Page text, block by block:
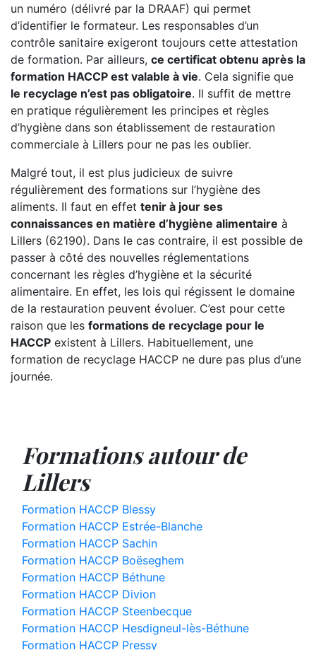
un numéro (délivré par la DRAAF) qui permet
d’identifier le formateur. Les responsables d’un
contrôle sanitaire exigeront toujours cette attestation
de formation. Par ailleurs, ce certificat obtenu après la
formation HACCP est valable à vie. Cela signifie que
le recyclage n’est pas obligatoire. Il suffit de mettre
en pratique régulièrement les principes et règles
d’hygiène dans son établissement de restauration
commerciale à Lillers pour ne pas les oublier.
Malgré tout, il est plus judicieux de suivre
régulièrement des formations sur l’hygiène des
aliments. Il faut en effet tenir à jour ses
connaissances en matière d’hygiène alimentaire à
Lillers (62190). Dans le cas contraire, il est possible de
passer à côté des nouvelles réglementations
concernant les règles d’hygiène et la sécurité
alimentaire. En effet, les lois qui régissent le domaine
de la restauration peuvent évoluer. C’est pour cette
raison que les formations de recyclage pour le
HACCP existent à Lillers. Habituellement, une
formation de recyclage HACCP ne dure pas plus d’une
journée.
Formations autour de
Lillers
Formation HACCP Blessy
Formation HACCP Estrée-Blanche
Formation HACCP Sachin
Formation HACCP Boëseghem
Formation HACCP Béthune
Formation HACCP Divion
Formation HACCP Steenbecque
Formation HACCP Hesdigneul-lès-Béthune
Formation HACCP Pressy